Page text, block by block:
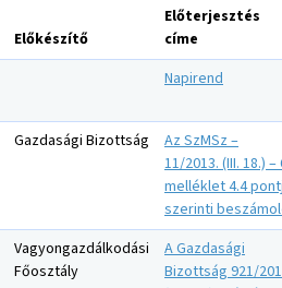
Előkészítő
Előterjesztés
címe
Napirend
Gazdasági Bizottság
Az SzMSz –
11/2013. (III. 18.) –
melléklet 4.4
szerinti
Vagyongazdálkodási
Főosztály
A Gazdasági
Bizottság 921/